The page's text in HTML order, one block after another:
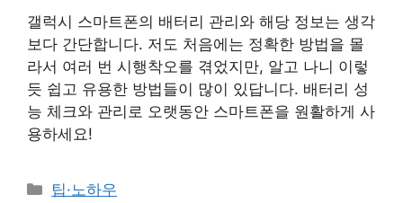
갤럭시 스마트폰의 배터리 관리와 해당 정보는 생각
보다 간단합니다. 저도 처음에는 정확한 방법을 몰
라서 여러 번 시행착오를 겪었지만, 알고 나니 이렇
듯 쉽고 유용한 방법들이 많이 있답니다. 배터리 성
능 체크와 관리로 오랫동안 스마트폰을 원활하게 사
용하세요!
Categories
팁·노하우